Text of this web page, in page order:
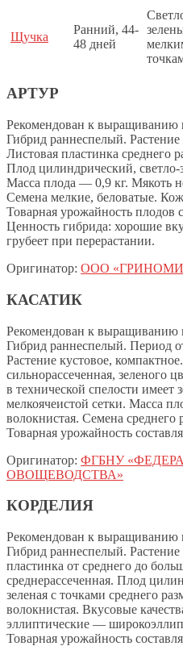
Щучка
Ранний, 44-
48 дней
АРТУР
Рекомендован к выращиванию
Гибрид раннеспелый. Растение
Листовая пластинка среднего
Плод цилиндрический,
Масса плода — 0,9 кг. Мякоть
Семена мелкие, беловатые.
Товарная урожайность плодов
Ценность гибрида: хорошие
грубеет при перерастании.
Оригинатор: ООО
КАСАТИК
Рекомендован к выращиванию
Гибрид раннеспелый. Период
Растение кустовое,
сильнорассеченная, зеленого
в технической спелости имеет
мелкоячеистой сетки. Масса
волокнистая. Семена среднего
Товарная урожайность
Оригинатор: ФГБНУ
ОВОЩЕВОДСТВА»
КОРДЕЛИЯ
Рекомендован к выращиванию
Гибрид раннеспелый. Растение
пластинка от среднего до
среднерассеченная. Плод
зеленая с точками среднего
волокнистая. Вкусовые
эллиптические —
Товарная урожайность